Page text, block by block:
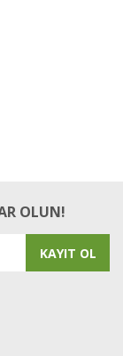
OLUN!
KAYIT OL